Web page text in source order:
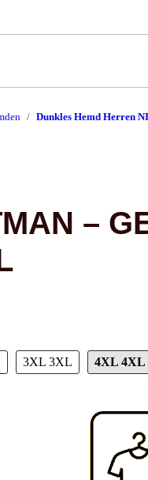
Dunkles Hemd Herren
–
3XL 3XL 4XL 4XL